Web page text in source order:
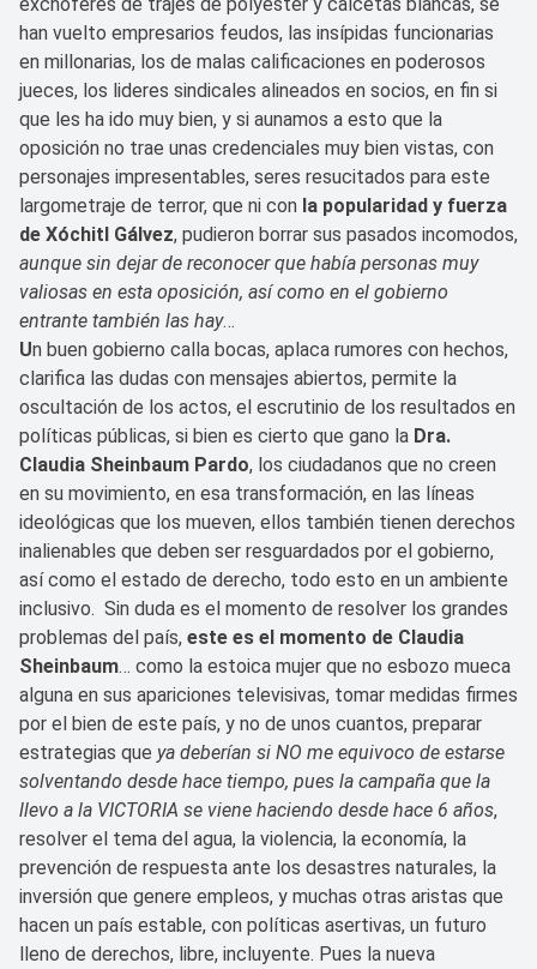
han vuelto empresarios feudos, las insípidas funcionarias
en millonarias, los de malas calificaciones en poderosos
jueces, los lideres sindicales alineados en socios, en fin si
que les ha ido muy bien, y si aunamos a esto que la
oposición no trae unas credenciales muy bien vistas, con
personajes impresentables, seres resucitados para este
largometraje de terror, que ni con la popularidad y fuerza
de Xóchitl Gálvez, pudieron borrar sus pasados incomodos,
aunque sin dejar de reconocer que había personas muy
valiosas en esta oposición, así como en el gobierno
entrante también las hay…
Un buen gobierno calla bocas, aplaca rumores con hechos,
clarifica las dudas con mensajes abiertos, permite la
oscultación de los actos, el escrutinio de los resultados en
políticas públicas, si bien es cierto que gano la Dra.
Claudia Sheinbaum Pardo, los ciudadanos que no creen
en su movimiento, en esa transformación, en las líneas
ideológicas que los mueven, ellos también tienen derechos
inalienables que deben ser resguardados por el gobierno,
así como el estado de derecho, todo esto en un ambiente
inclusivo. Sin duda es el momento de resolver los grandes
problemas del país, este es el momento de Claudia
Sheinbaum… como la estoica mujer que no esbozo mueca
alguna en sus apariciones televisivas, tomar medidas firmes
por el bien de este país, y no de unos cuantos, preparar
estrategias que ya deberían si NO me equivoco de estarse
solventando desde hace tiempo, pues la campaña que la
llevo a la VICTORIA se viene haciendo desde hace 6 años,
resolver el tema del agua, la violencia, la economía, la
prevención de respuesta ante los desastres naturales, la
inversión que genere empleos, y muchas otras aristas que
hacen un país estable, con políticas asertivas, un futuro
lleno de derechos, libre, incluyente. Pues la nueva